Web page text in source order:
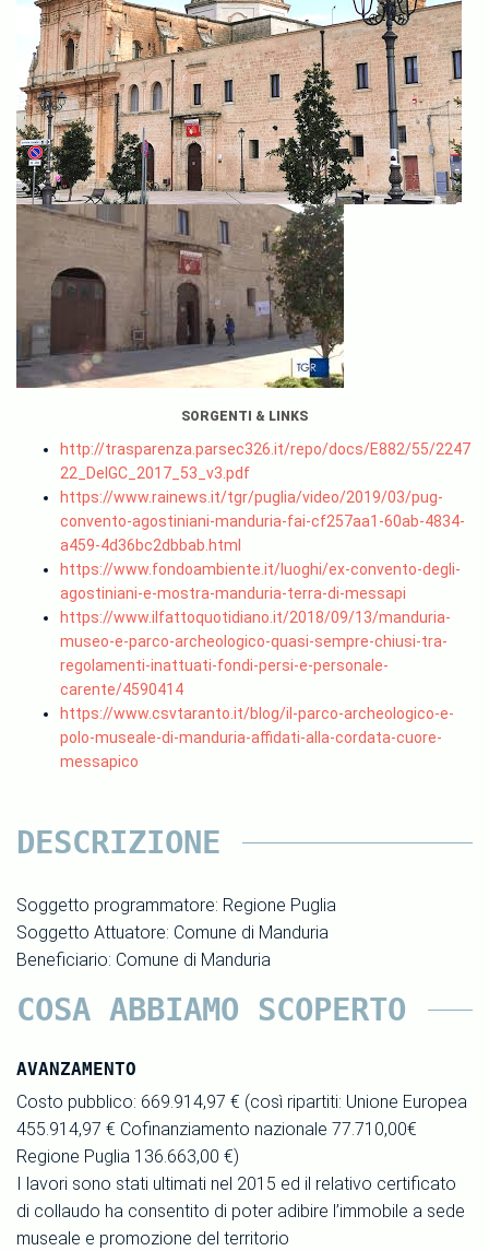
SORGENTI & LINKS
http://trasparenza.parsec326.it/repo/docs/E882/55/2247
22_DelGC_2017_53_v3.pdf
https://www.rainews.it/tgr/puglia/video/2019/03/pug-
convento-agostiniani-manduria-fai-cf257aa1-60ab-4834-
a459-4d36bc2dbbab.html
https://www.fondoambiente.it/luoghi/ex-convento-degli-
agostiniani-e-mostra-manduria-terra-di-messapi
https://www.ilfattoquotidiano.it/2018/09/13/manduria-
museo-e-parco-archeologico-quasi-sempre-chiusi-tra-
regolamenti-inattuati-fondi-persi-e-personale-
carente/4590414
https://www.csvtaranto.it/blog/il-parco-archeologico-e-
polo-museale-di-manduria-affidati-alla-cordata-cuore-
messapico
DESCRIZIONE
Soggetto programmatore: Regione Puglia
Soggetto Attuatore: Comune di Manduria
Beneficiario: Comune di Manduria
COSA ABBIAMO SCOPERTO
AVANZAMENTO
Costo pubblico: 669.914,97 € (così ripartiti: Unione Europea
455.914,97 € Cofinanziamento nazionale 77.710,00€
Regione Puglia 136.663,00 €)
I lavori sono stati ultimati nel 2015 ed il relativo certificato
di collaudo ha consentito di poter adibire l’immobile a sede
museale e promozione del territorio